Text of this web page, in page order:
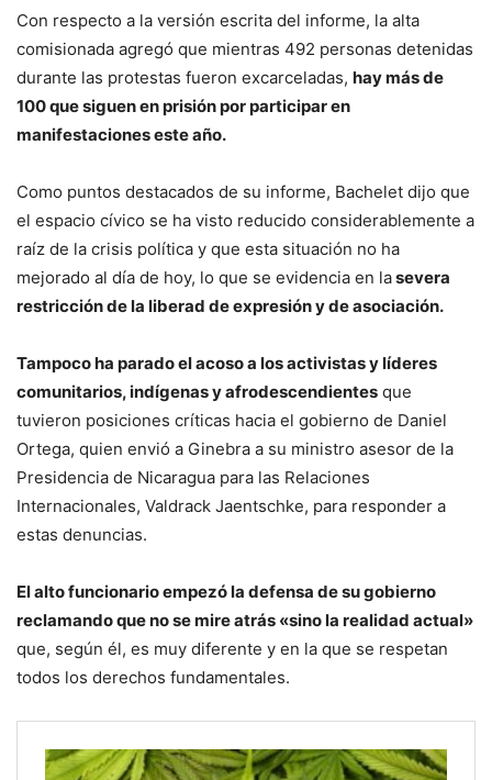
Con respecto a la versión escrita del informe, la alta
comisionada agregó que mientras 492 personas detenidas
durante las protestas fueron excarceladas, hay más de
100 que siguen en prisión por participar en
manifestaciones este año.
Como puntos destacados de su informe, Bachelet dijo que
el espacio cívico se ha visto reducido considerablemente a
raíz de la crisis política y que esta situación no ha
mejorado al día de hoy, lo que se evidencia en lasevera
restricción de la liberad de expresión y de asociación.
Tampoco ha parado el acoso a los activistas y líderes
comunitarios, indígenas y afrodescendientes que
tuvieron posiciones críticas hacia el gobierno de Daniel
Ortega, quien envió a Ginebra a su ministro asesor de la
Presidencia de Nicaragua para las Relaciones
Internacionales, Valdrack Jaentschke, para responder a
estas denuncias.
El alto funcionario empezó la defensa de su gobierno
reclamando que no se mire atrás «sino la realidad actual»
que, según él, es muy diferente y en la que se respetan
todos los derechos fundamentales.